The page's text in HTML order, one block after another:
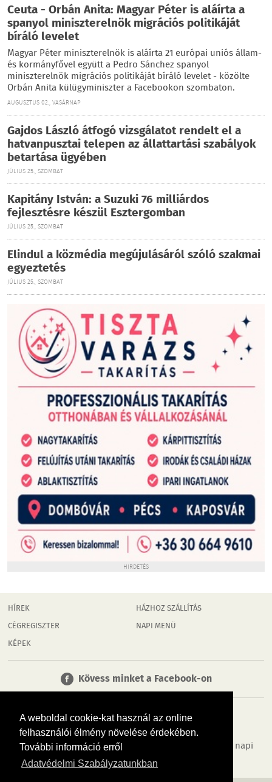
A weboldal cookie-kat használ az online
felhasználói élmény növelése érdekében.
További információ erről
Adatvédelmi Szabályzatunkban
Ceuta - Orbán Anita: Magyar Péter is aláírta a
spanyol miniszterelnök migrációs politikáját
bíráló levelet
Magyar Péter miniszterelnök is aláírta 21 európai uniós állam-
és kormányfővel együtt a Pedro Sánchez spanyol
miniszterelnök migrációs politikáját bíráló levelet - közölte
Orbán Anita külügyminiszter a Facebookon szombaton.
AUGUSZTUS 02., VASÁRNAP
Gajdos László átfogó vizsgálatot rendelt el a
hatvanpusztai telepen az állattartási szabályok
betartása ügyében
JÚLIUS 25., SZOMBAT
Kapitány István: a Suzuki 76 milliárdos
fejlesztésre készül Esztergomban
JÚLIUS 25., SZOMBAT
Elindul a közmédia megújulásáról szóló szakmai
egyeztetés
JÚLIUS 25., SZOMBAT
HIRDETÉS
HÍREK
CÉGREGISZTER
KÉPEK
HÁZHOZ SZÁLLÍTÁS
NAPI MENÜ
Kövess minket a Facebook-on
Tudj meg többet városodról! Hírek, programok, képek, napi
menü, cégek…. és minden, ami Dombóvár